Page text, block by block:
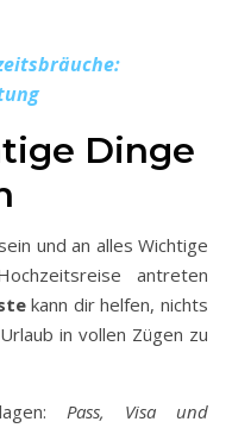
Dinge
und an alles Wichtige
antreten
kann dir helfen, nichts
in vollen Zügen zu
Pass, Visa und